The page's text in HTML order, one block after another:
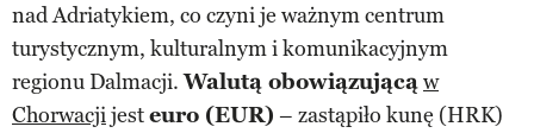
nad Adriatykiem, co czyni je ważnym centrum
turystycznym, kulturalnym i komunikacyjnym
regionu Dalmacji.Walutą obowiązującąw
Chorwacjijesteuro (EUR) – zastąpiło kunę (HRK)